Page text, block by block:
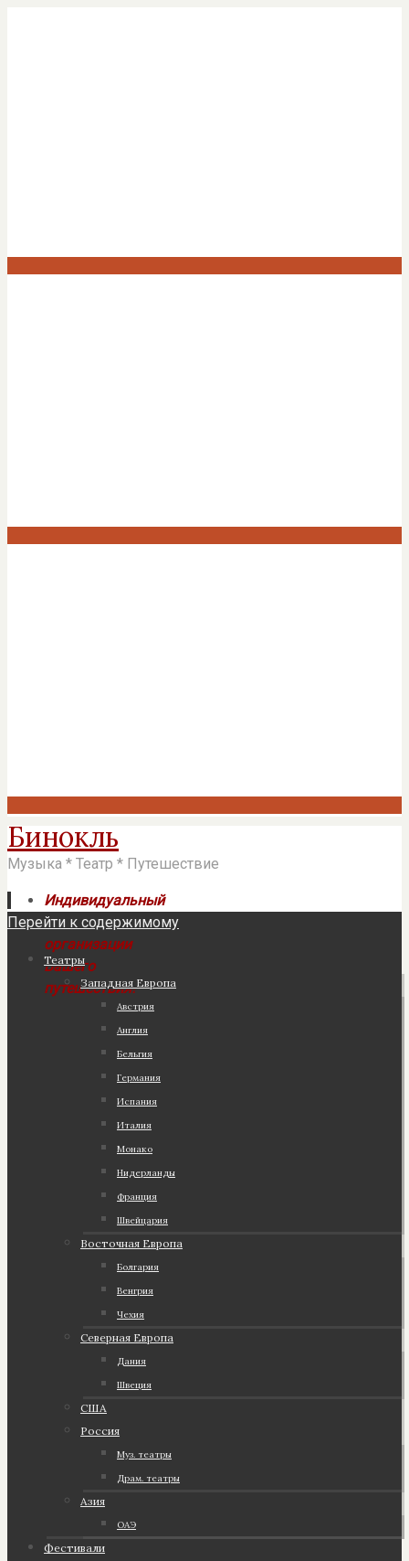
Бинокль
Музыка * Театр * Путешествие
Индивидуальный
подход к
организации
Вашего
путешествия!
Перейти к содержимому
Театры
Западная Европа
Австрия
Англия
Бельгия
Германия
Испания
Италия
Монако
Нидерланды
Франция
Швейцария
Восточная Европа
Болгария
Венгрия
Чехия
Северная Европа
Дания
Швеция
США
Россия
Муз. театры
Драм. театры
Азия
ОАЭ
Фестивали